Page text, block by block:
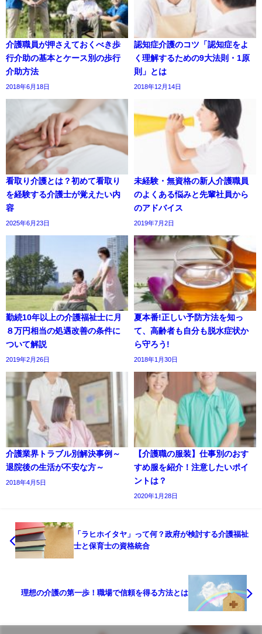
介護職員が押さえておくべき歩
行介助の基本とケース別の歩行
介助方法
2018年6月18日
認知症介護のコツ「認知症をよ
く理解するための9大法則・1原
則」とは
2018年12月14日
看取り介護とは？初めて看取り
を経験する介護士が覚えたい内
容
2025年6月23日
未経験・無資格の新人介護職員
のよくある悩みと先輩社員から
のアドバイス
2019年7月2日
勤続10年以上の介護福祉士に月
８万円相当の処遇改善の条件に
ついて解説
2019年2月26日
夏本番!正しい予防方法を知っ
て、高齢者も自分も脱水症状か
ら守ろう!
2018年1月30日
介護業界トラブル別解決事例～
退院後の生活が不安な方～
2018年4月5日
【介護職の服装】仕事別のおす
すめ服を紹介！注意したいポイ
ントは？
2020年1月28日
「ラヒホイタヤ」って何？政府が検討する介護福祉
士と保育士の資格統合
理想の介護の第一歩！職場で信頼を得る方法とは